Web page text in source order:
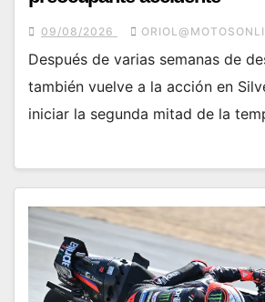
09/08/2026
Después de varias semanas de
también vuelve a la acción en
iniciar la segunda mitad de la